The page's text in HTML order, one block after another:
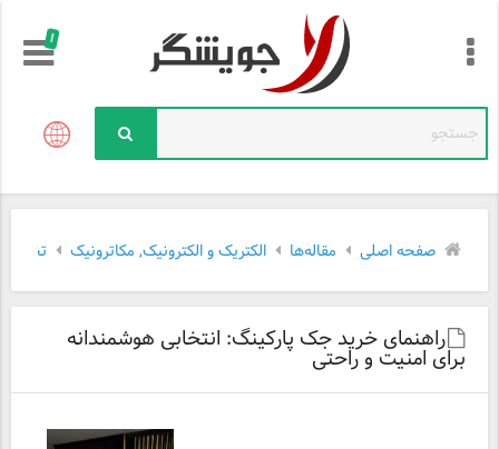
!
صفحه اصلی مقاله‌ها الکتریک و الکترونیک, مکاترونیک
راهنمای خرید جک پارکینگ: انتخابی هوشمندانه
برای امنیت و راحتی